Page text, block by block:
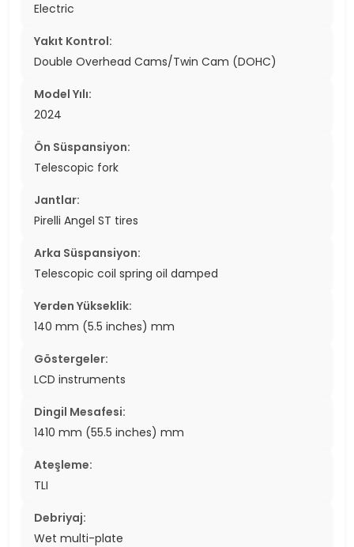
Electric
Yakıt Kontrol:
Double Overhead Cams/Twin Cam (DOHC)
Model Yılı:
2024
Ön Süspansiyon:
Telescopic fork
Jantlar:
Pirelli Angel ST tires
Arka Süspansiyon:
Telescopic coil spring oil damped
Yerden Yükseklik:
140 mm (5.5 inches) mm
Göstergeler:
LCD instruments
Dingil Mesafesi:
1410 mm (55.5 inches) mm
Ateşleme:
TLI
Debriyaj:
Wet multi-plate